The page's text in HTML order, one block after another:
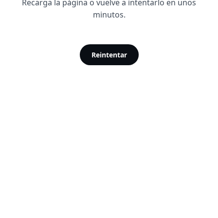
Recarga la página o vuelve a intentarlo en unos
minutos.
Reintentar